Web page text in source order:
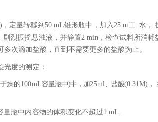
定量转移到50 mL锥形瓶中，加入25 m工_水，
剧烈振摇悬浊液，并静置2 min，检查试料所消耗
多次滴加盐酸，直到不需要更多的盐酸为止。
光度的测定：
燥的100mL容量瓶中)中，加25ml、盐酸(0.31M)，
瓶中内容物的体积变化不超过1 mL.